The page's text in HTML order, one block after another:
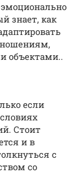
знает, как
объектами..
если
Стоит
и в
с
со